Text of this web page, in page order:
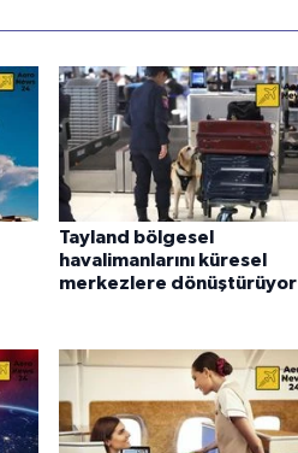
Tayland bölgesel
havalimanlarını küresel
merkezlere dönüştürüyor